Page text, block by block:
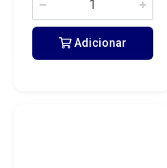
Adicionar